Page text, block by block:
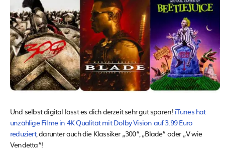
Und selbst digital lässt es dich derzeit sehr gut sparen! iTunes hat
unzählige Filme in 4K Qualität mit Dolby Vision auf 3.99 Euro
reduziert, darunter auch die Klassiker „300“, „Blade“ oder „V wie
Vendetta“!